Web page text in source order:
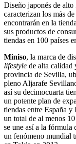
Diseño japonés de
caracterizan los más
encontrarán en la
sus productos de
tiendas en 100 países
Miniso, la marca de
lifestyle de alta calidad
provincia de Sevilla,
pleno Aljarafe
así su decimocuarta
un potente plan de
tiendas entre España
un total de al menos
se une así a la fórmula
un fenómeno mundial